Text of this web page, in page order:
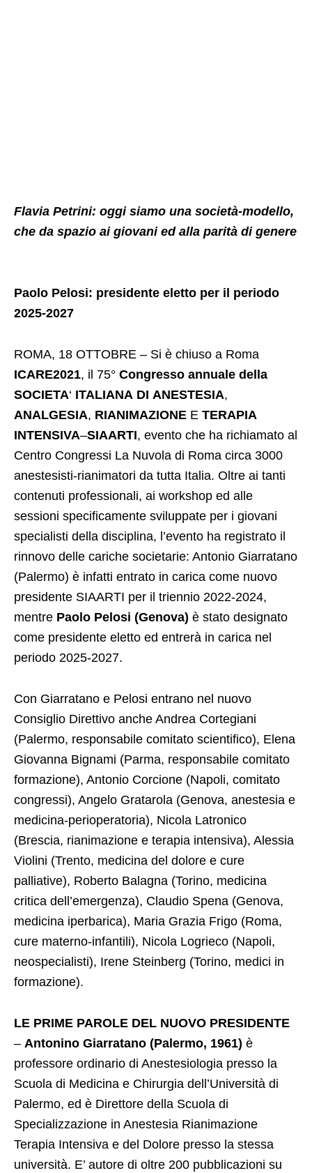
Flavia Petrini: oggi siamo una società-modello,
che da spazio ai giovani ed alla parità di genere
Paolo Pelosi: presidente eletto per il periodo
2025-2027
ROMA, 18 OTTOBRE – Si è chiuso a Roma
ICARE2021, il 75° Congresso annuale della
SOCIETA‘ ITALIANA DI ANESTESIA,
ANALGESIA, RIANIMAZIONE E TERAPIA
INTENSIVA–SIAARTI, evento che ha richiamato al
Centro Congressi La Nuvola di Roma circa 3000
anestesisti-rianimatori da tutta Italia. Oltre ai tanti
contenuti professionali, ai workshop ed alle
sessioni specificamente sviluppate per i giovani
specialisti della disciplina, l’evento ha registrato il
rinnovo delle cariche societarie: Antonio Giarratano
(Palermo) è infatti entrato in carica come nuovo
presidente SIAARTI per il triennio 2022-2024,
mentre Paolo Pelosi (Genova) è stato designato
come presidente eletto ed entrerà in carica nel
periodo 2025-2027.
Con Giarratano e Pelosi entrano nel nuovo
Consiglio Direttivo anche Andrea Cortegiani
(Palermo, responsabile comitato scientifico), Elena
Giovanna Bignami (Parma, responsabile comitato
formazione), Antonio Corcione (Napoli, comitato
congressi), Angelo Gratarola (Genova, anestesia e
medicina-perioperatoria), Nicola Latronico
(Brescia, rianimazione e terapia intensiva), Alessia
Violini (Trento, medicina del dolore e cure
palliative), Roberto Balagna (Torino, medicina
critica dell’emergenza), Claudio Spena (Genova,
medicina iperbarica), Maria Grazia Frigo (Roma,
cure materno-infantili), Nicola Logrieco (Napoli,
neospecialisti), Irene Steinberg (Torino, medici in
formazione).
LE PRIME PAROLE DEL NUOVO PRESIDENTE
– Antonino Giarratano (Palermo, 1961) è
professore ordinario di Anestesiologia presso la
Scuola di Medicina e Chirurgia dell’Università di
Palermo, ed è Direttore della Scuola di
Specializzazione in Anestesia Rianimazione
Terapia Intensiva e del Dolore presso la stessa
università. E’ autore di oltre 200 pubblicazioni su